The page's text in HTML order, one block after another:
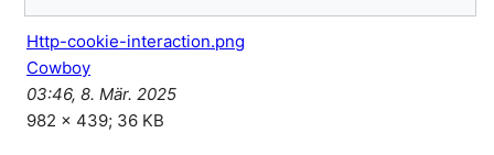
Http-cookie-interaction.png
Cowboy
03:46, 8. Mär. 2025
982 × 439; 36 KB